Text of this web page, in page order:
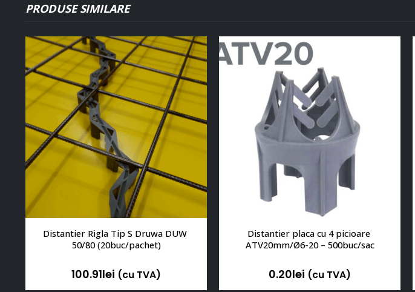
PRODUSE SIMILARE
Distantier Rigla Tip S Druwa DUW
50/80 (20buc/pachet)
100.91lei (cu TVA)
Distantier placa cu 4 picioare
ATV20mm/Ø6-20 – 500buc/sac
0.20lei (cu TVA)